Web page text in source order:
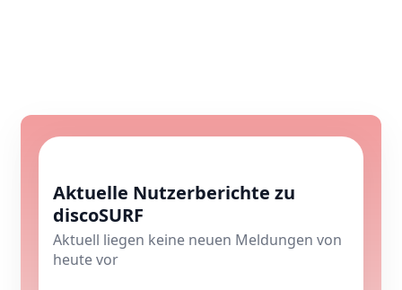
Aktuelle Nutzerberichte zu
discoSURF
Aktuell liegen keine neuen Meldungen von
heute vor